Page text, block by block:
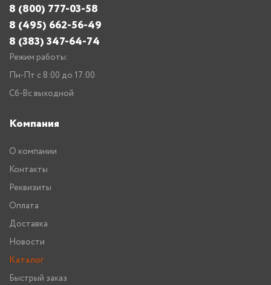
8 (800) 777-03-58
8 (495) 662-56-49
8 (383) 347-64-74
Режим работы:
Пн-Пт с 8:00 до 17:00
Сб-Вс выходной
Компания
О компании
Контакты
Реквизиты
Оплата
Доставка
Новости
Каталог
Быстрый заказ